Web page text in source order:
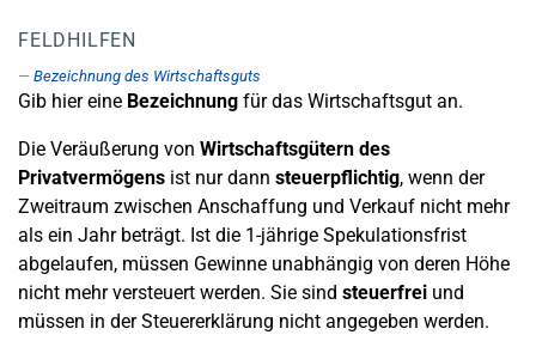
FELDHILFEN
Bezeichnung des Wirtschaftsguts
Gib hier eine Bezeichnung für das Wirtschaftsgut an.
Die Veräußerung von Wirtschaftsgütern des
Privatvermögens ist nur dann steuerpflichtig, wenn der
Zweitraum zwischen Anschaffung und Verkauf nicht mehr
als ein Jahr beträgt. Ist die 1-jährige Spekulationsfrist
abgelaufen, müssen Gewinne unabhängig von deren Höhe
nicht mehr versteuert werden. Sie sind steuerfrei und
müssen in der Steuererklärung nicht angegeben werden.